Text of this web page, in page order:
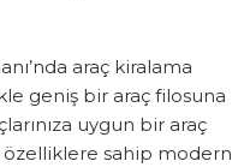
araç kiralama
geniş bir araç filosuna
uygun bir araç
özelliklere sahip modern